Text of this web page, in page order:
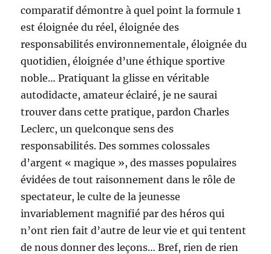
comparatif démontre à quel point la formule 1
est éloignée du réel, éloignée des
responsabilités environnementale, éloignée du
quotidien, éloignée d’une éthique sportive
noble… Pratiquant la glisse en véritable
autodidacte, amateur éclairé, je ne saurai
trouver dans cette pratique, pardon Charles
Leclerc, un quelconque sens des
responsabilités. Des sommes colossales
d’argent « magique », des masses populaires
évidées de tout raisonnement dans le rôle de
spectateur, le culte de la jeunesse
invariablement magnifié par des héros qui
n’ont rien fait d’autre de leur vie et qui tentent
de nous donner des leçons… Bref, rien de rien